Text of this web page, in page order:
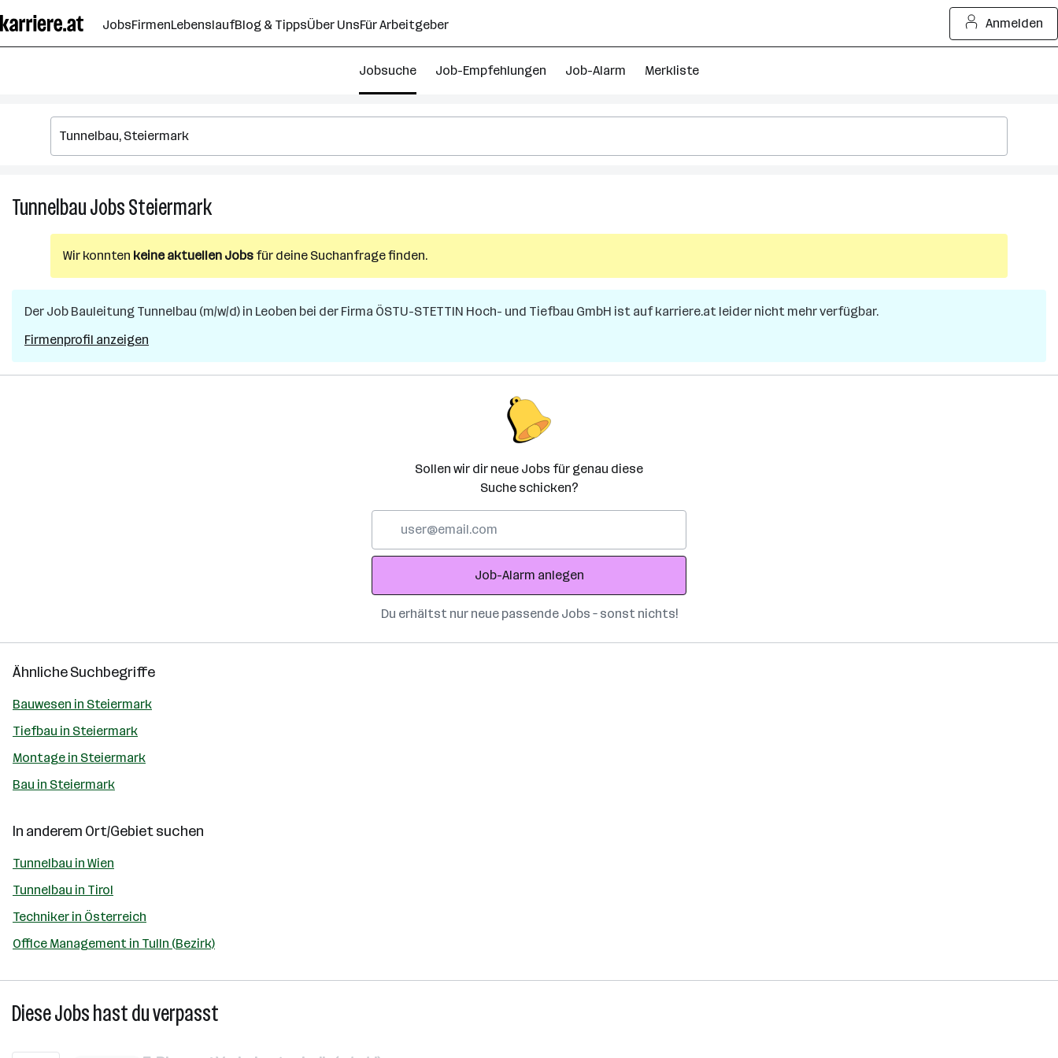
Seiteninhalt
springen
JobsFirmenLebenslaufBlog & TippsÜber UnsFür Arbeitgeber Anmelden
Jobsuche Job-Empfehlungen Job-Alarm Merkliste
TunnelbauJobsSteiermarkTunnelbau
Steiermark
Wir konnten keine aktuellen Jobs für deine Suchanfrage finden.
Der Job Bauleitung Tunnelbau (m/w/d) in Leoben bei der Firma ÖSTU-STETTIN Hoch- und Tiefbau GmbH ist auf karriere.at leider nicht mehr verfügbar.
Firmenprofil anzeigen
Sollen wir dir neue Jobs für genau diese
Suche schicken?
Adresse
Job-Alarm anlegen
Du erhältst nur neue passende Jobs – sonst nichts!
Ähnliche Suchbegriffe
Bauwesen in Steiermark
Tiefbau in Steiermark
Montage in Steiermark
Bau in Steiermark
In anderem Ort/Gebiet suchen
Tunnelbau in Wien
Tunnelbau in Tirol
Techniker in Österreich
Office Management in Tulln (Bezirk)
Diese Jobs hast du verpasst